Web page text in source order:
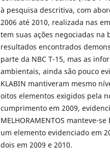
à pesquisa descritiva, com
2006 até 2010, realizada nas
tem suas ações negociadas na
resultados encontrados
parte da NBC T-15, mas as
ambientais, ainda são pouco
KLABIN mantiveram mesmo
oitos elementos exigidos pela
cumprimento em 2009,
MELHORAMENTOS manteve-
um elemento evidenciado em
dois em 2009 e 2010.